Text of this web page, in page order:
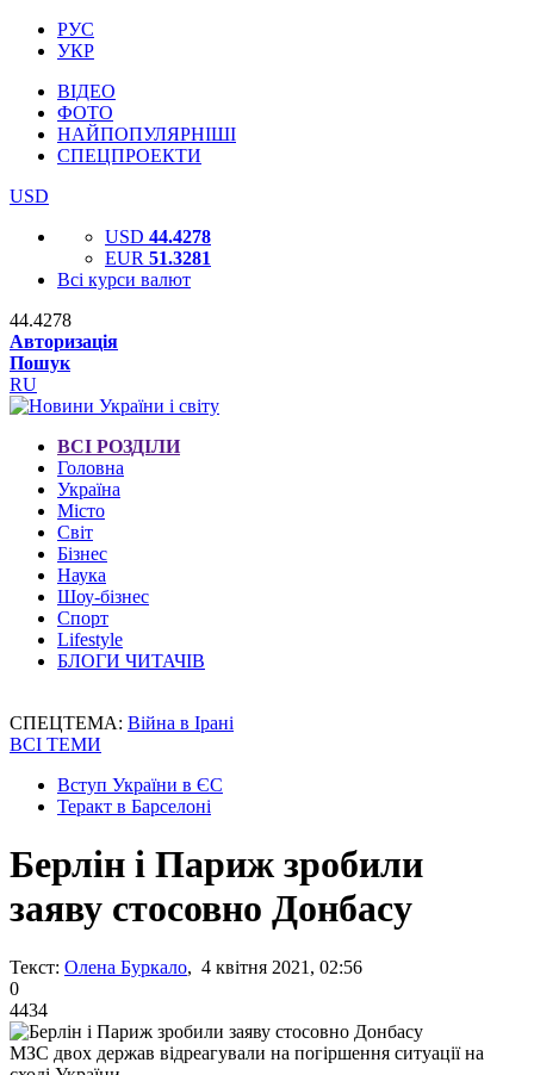
РУС
УКР
ВІДЕО
ФОТО
НАЙПОПУЛЯРНІШІ
СПЕЦПРОЕКТИ
USD
USD 44.4278
EUR 51.3281
Всі курси валют
44.4278
Авторизація
Пошук
RU
ВСІ РОЗДІЛИ
Головна
Україна
Місто
Світ
Бізнес
Наука
Шоу-бізнес
Спорт
Lifestyle
БЛОГИ ЧИТАЧІВ
СПЕЦТЕМА: Війна в Ірані
ВСІ ТЕМИ
Вступ України в ЄС
Теракт в Барселоні
Берлін і Париж зробили
заяву стосовно Донбасу
Текст: Олена Буркало, 4 квітня 2021, 02:56
0
4434
МЗС двох держав відреагували на погіршення ситуації на